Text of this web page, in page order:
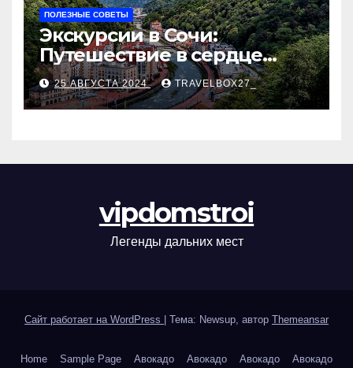
ПОЛЕЗНЫЕ СОВЕТЫ
Экскурсии в Сочи:
Путешествие в сердце
Черноморского курорта
25 АВГУСТА 2024 TRAVELBOX27_
vipdomstroi
Легенды дальних мест
Сайт работает на WordPress Тема: Newsup, автор Themeansar
Home Sample Page Авокадо Авокадо Авокадо Авокадо